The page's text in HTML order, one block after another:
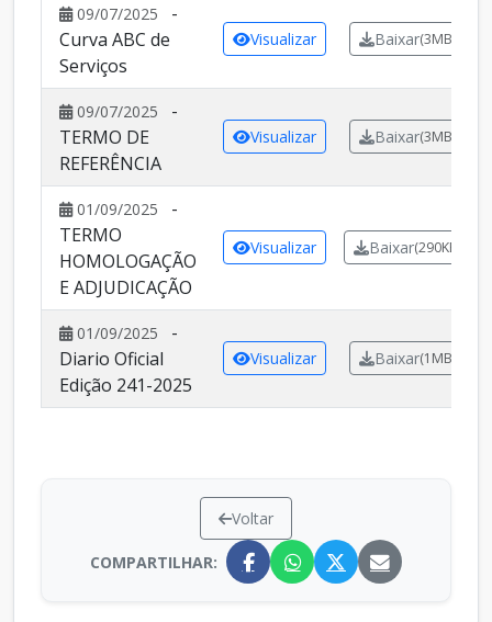
09/07/2025
-
Curva ABC de
Serviços
Visualizar Baixar(3MB)
09/07/2025
-
TERMO DE
REFERÊNCIA
Visualizar Baixar(3MB)
01/09/2025
-
TERMO
HOMOLOGAÇÃO
E ADJUDICAÇÃO
Visualizar Baixar(290KB)
01/09/2025
-
Diario Oficial
Edição 241-2025
Visualizar Baixar(1MB)
Voltar
COMPARTILHAR: